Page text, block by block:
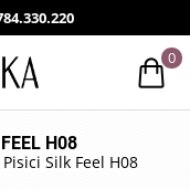
0
H08
Silk Feel H08